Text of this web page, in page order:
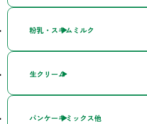
粉乳・スキムミルク
生クリーム
パンケーキミックス他